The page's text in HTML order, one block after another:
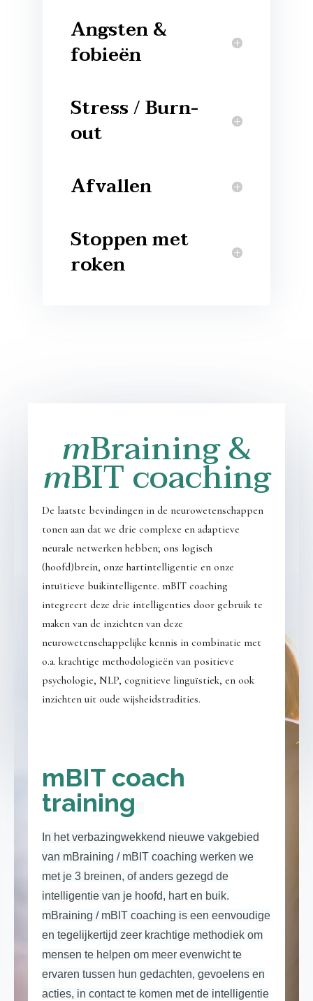
Angsten &
fobieën
Stress / Burn-
out
Afvallen
Stoppen met
roken
mBraining &
mBIT coaching
De laatste bevindingen in de neurowetenschappen
tonen aan dat we drie complexe en adaptieve
neurale netwerken hebben; ons logisch
(hoofd)brein, onze hartintelligentie en onze
intuïtieve buikintelligente. mBIT coaching
integreert deze drie intelligenties door gebruik te
maken van de inzichten van deze
neurowetenschappelijke kennis in combinatie met
o.a. krachtige methodologieën van positieve
psychologie, NLP, cognitieve linguïstiek, en ook
inzichten uit oude wijsheidstradities.
mBIT coach
training
In het verbazingwekkend nieuwe vakgebied
van mBraining / mBIT coaching werken we
met je 3 breinen, of anders gezegd de
intelligentie van je hoofd, hart en buik.
mBraining / mBIT coaching is een eenvoudige
en tegelijkertijd zeer krachtige methodiek om
mensen te helpen om meer evenwicht te
ervaren tussen hun gedachten, gevoelens en
acties, in contact te komen met de intelligentie